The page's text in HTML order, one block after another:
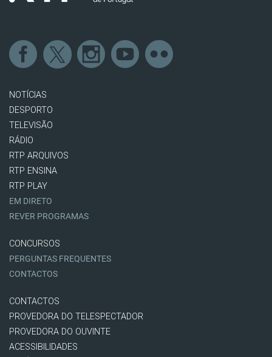
NOTÍCIAS
DESPORTO
TELEVISÃO
RÁDIO
RTP ARQUIVOS
RTP ENSINA
RTP PLAY
EM DIRETO
REVER PROGRAMAS
CONCURSOS
PERGUNTAS FREQUENTES
CONTACTOS
CONTACTOS
PROVEDORA DO TELESPECTADOR
PROVEDORA DO OUVINTE
ACESSIBILIDADES